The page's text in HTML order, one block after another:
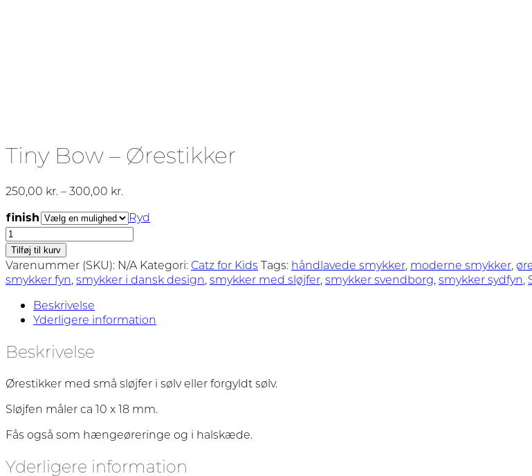
Tiny Bow – Ørestikker
250,00 kr. –300,00 kr.
til
finish
Ryd
Tiny
Bow
-
Ørestikker
antal
Tilføj til kurv
Varenummer (SKU): N/A Kategori: Catz for Kids Tags: håndlavede smykker, moderne smykker,
smykker fyn, smykker i dansk design, smykker med sløjfer, smykker svendborg, smykker sydfyn,
Beskrivelse
Yderligere information
Beskrivelse
Ørestikker med små sløjfer i sølv eller forgyldt sølv.
Sløjfen måler ca 10 x 18 mm.
Fås også som hængeøreringe og i halskæde.
Yderligere information